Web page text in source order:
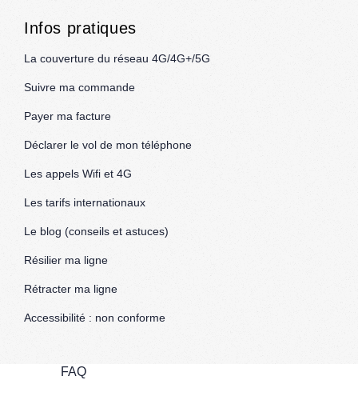
Infos pratiques
La couverture du réseau 4G/4G+/5G
Suivre ma commande
Payer ma facture
Déclarer le vol de mon téléphone
Les appels Wifi et 4G
Les tarifs internationaux
Le blog (conseils et astuces)
Résilier ma ligne
Rétracter ma ligne
Accessibilité : non conforme
FAQ